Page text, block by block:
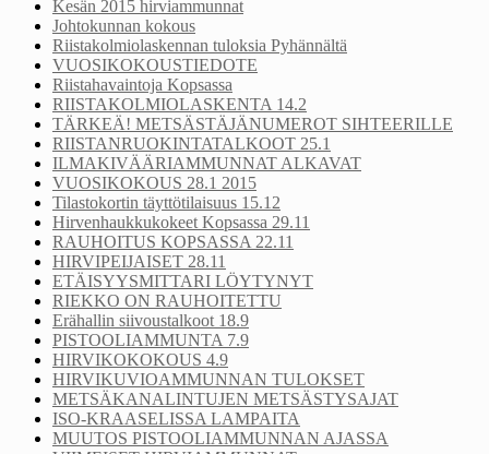
Kesän 2015 hirviammunnat
Johtokunnan kokous
Riistakolmiolaskennan tuloksia Pyhännältä
VUOSIKOKOUSTIEDOTE
Riistahavaintoja Kopsassa
RIISTAKOLMIOLASKENTA 14.2
TÄRKEÄ! METSÄSTÄJÄNUMEROT SIHTEERILLE
RIISTANRUOKINTATALKOOT 25.1
ILMAKIVÄÄRIAMMUNNAT ALKAVAT
VUOSIKOKOUS 28.1 2015
Tilastokortin täyttötilaisuus 15.12
Hirvenhaukkukokeet Kopsassa 29.11
RAUHOITUS KOPSASSA 22.11
HIRVIPEIJAISET 28.11
ETÄISYYSMITTARI LÖYTYNYT
RIEKKO ON RAUHOITETTU
Erähallin siivoustalkoot 18.9
PISTOOLIAMMUNTA 7.9
HIRVIKOKOKOUS 4.9
HIRVIKUVIOAMMUNNAN TULOKSET
METSÄKANALINTUJEN METSÄSTYSAJAT
ISO-KRAASELISSA LAMPAITA
MUUTOS PISTOOLIAMMUNNAN AJASSA